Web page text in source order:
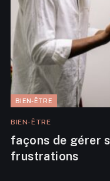
BIEN-ÊTRE
BIEN-ÊTRE
façons de gérer
frustrations